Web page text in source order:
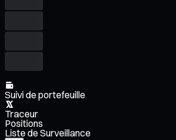
Suivi de portefeuille
Traceur
Positions
Liste de Surveillance